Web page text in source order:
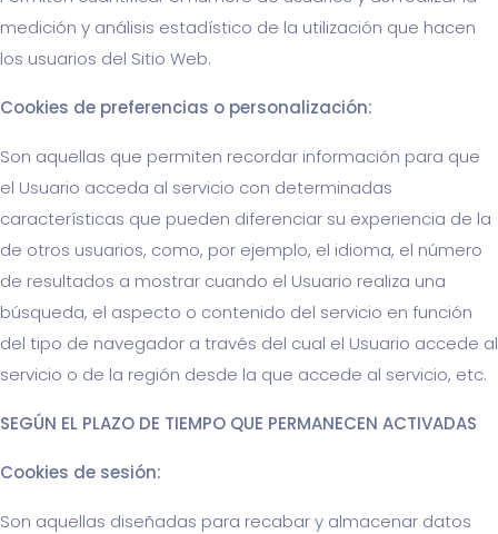
medición y análisis estadístico de la utilización que hacen
los usuarios del Sitio Web.
Cookies de preferencias o personalización:
Son aquellas que permiten recordar información para que
el Usuario acceda al servicio con determinadas
características que pueden diferenciar su experiencia de la
de otros usuarios, como, por ejemplo, el idioma, el número
de resultados a mostrar cuando el Usuario realiza una
búsqueda, el aspecto o contenido del servicio en función
del tipo de navegador a través del cual el Usuario accede al
servicio o de la región desde la que accede al servicio, etc.
SEGÚN EL PLAZO DE TIEMPO QUE PERMANECEN ACTIVADAS
Cookies de sesión:
Son aquellas diseñadas para recabar y almacenar datos